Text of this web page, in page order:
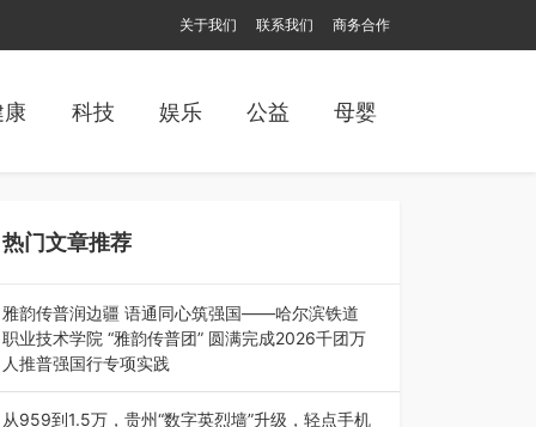
关于我们 联系我们 商务合作
科技 娱乐 公益 母婴
热门文章推荐
雅韵传普润边疆 语通同心筑强国——哈尔滨铁道
职业技术学院 “雅韵传普团” 圆满完成2026千团万
人推普强国行专项实践
为扎实推进2026“千团万人推普强国行”大学生暑
期社会实践，牢牢紧扣 “雅韵传普…
从959到1.5万，贵州“数字英烈墙”升级，轻点手机